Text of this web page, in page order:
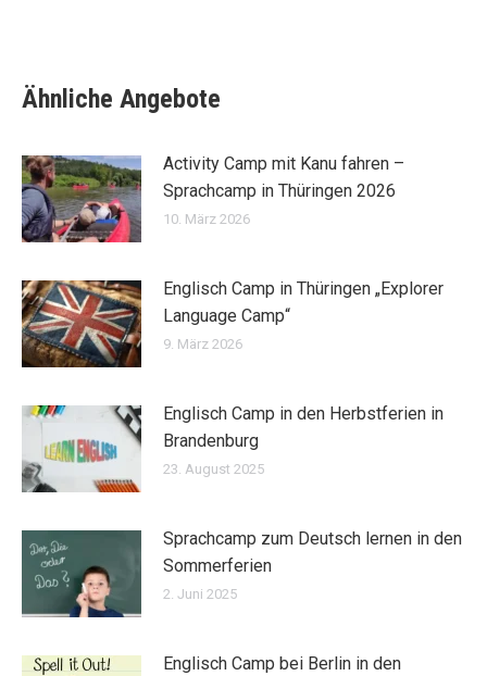
Ähnliche Angebote
Activity Camp mit Kanu fahren –
Sprachcamp in Thüringen 2026
10. März 2026
Englisch Camp in Thüringen „Explorer
Language Camp“
9. März 2026
Englisch Camp in den Herbstferien in
Brandenburg
23. August 2025
Sprachcamp zum Deutsch lernen in den
Sommerferien
2. Juni 2025
Englisch Camp bei Berlin in den